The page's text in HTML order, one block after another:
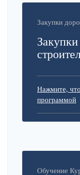
Закупки
Нажмите,
программой
Обучение